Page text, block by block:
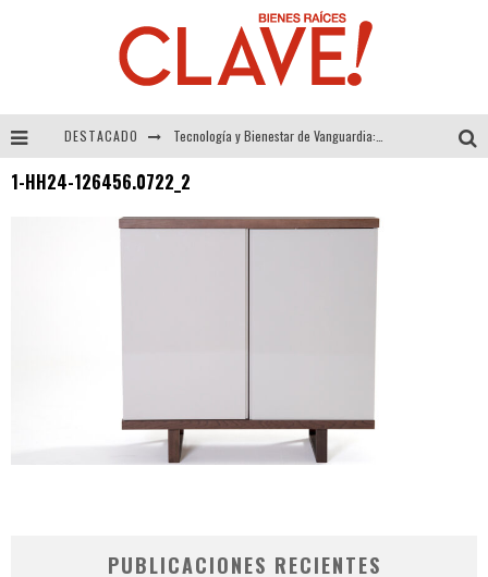
DESTACADO
Alexandra Bedoya – La Constancia detrás de La Paletería
1-HH24-126456.0722_2
PUBLICACIONES RECIENTES